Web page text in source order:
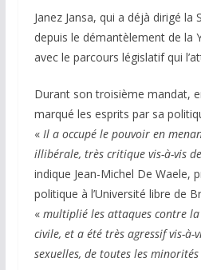
Janez Jansa, qui a déjà dirigé la
depuis le démantèlement de la
avec le parcours législatif qui
Durant son troisième mandat,
marqué les esprits par sa
« Il a occupé le pouvoir en
illibérale, très critique vis-à-vis
indique Jean-Michel De Waele,
politique à l’Université libre de
« multiplié les attaques contre
civile, et a été très agressif vis-à-
sexuelles, de toutes les minorités